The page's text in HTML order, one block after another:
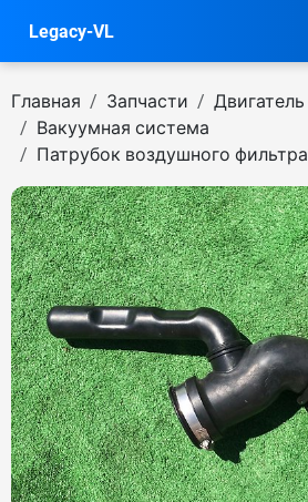
Legacy-VL
Главная Запчасти
Двигатель
Вакуумная система
Патрубок воздушного фильтра